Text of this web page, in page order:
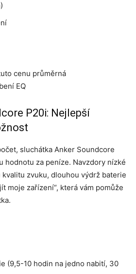
cenu průměrná
EQ
P20i: Nejlepší
sluchátka Anker Soundcore
hodnotu za peníze. Navzdory nízké
zvuku, dlouhou výdrž baterie
moje zařízení“, která vám pomůže
(9,5-10 hodin na jedno nabití, 30